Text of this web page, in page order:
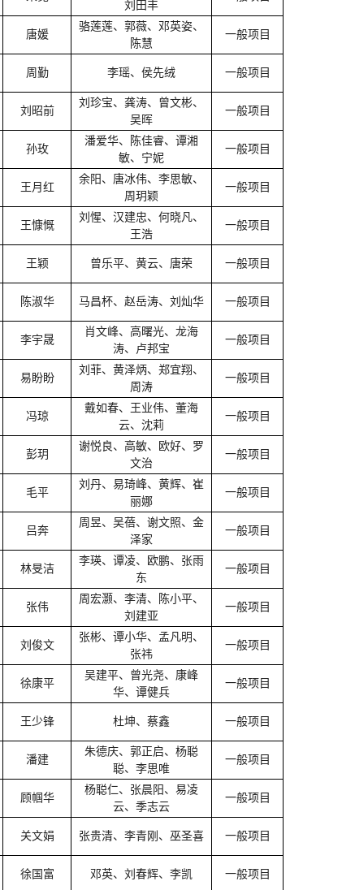
刘田丰
唐媛
骆莲莲、郭薇、邓英姿、
陈慧
一般项目
周勤 李瑶、侯先绒 一般项目
刘昭前
刘珍宝、龚涛、曾文彬、
吴晖
一般项目
孙玫
潘爱华、陈佳睿、谭湘
敏、宁妮
一般项目
王月红
余阳、唐冰伟、李思敏、
周玥颖
一般项目
王慷慨
刘惺、汉建忠、何晓凡、
王浩
一般项目
王颖 曾乐平、黄云、唐荣 一般项目
陈淑华 马昌杯、赵岳涛、刘灿华 一般项目
李宇晟
肖文峰、高曙光、龙海
涛、卢邦宝
一般项目
易盼盼
刘菲、黄泽炳、郑宜翔、
周涛
一般项目
冯琼
戴如春、王业伟、董海
云、沈莉
一般项目
彭玥
谢悦良、高敏、欧好、罗
文治
一般项目
毛平
刘丹、易琦峰、黄辉、崔
丽娜
一般项目
吕奔
周昱、吴蓓、谢文照、金
泽家
一般项目
林旻洁
李瑛、谭凌、欧鹏、张雨
东
一般项目
张伟
周宏灏、李清、陈小平、
刘建亚
一般项目
刘俊文
张彬、谭小华、孟凡明、
张祎
一般项目
徐康平
吴建平、曾光尧、康峰
华、谭健兵
一般项目
王少锋 杜坤、蔡鑫 一般项目
潘建
朱德庆、郭正启、杨聪
聪、李思唯
一般项目
顾帼华
杨聪仁、张晨阳、易凌
云、季志云
一般项目
关文娟 张贵清、李青刚、巫圣喜 一般项目
徐国富 邓英、刘春辉、李凯 一般项目